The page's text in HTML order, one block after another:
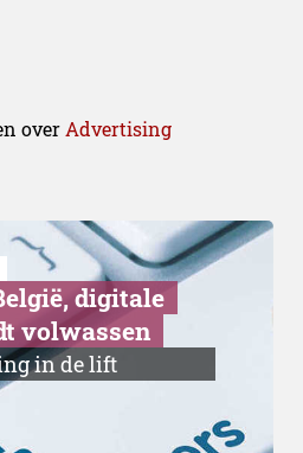
over Advertising
digitale
volwassen
in de lift